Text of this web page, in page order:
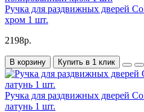
Ручка для раздвижных дверей
хром 1 шт.
2198р.
В корзину Купить в 1 клик
Ручка для раздвижных дверей
латунь 1 шт.